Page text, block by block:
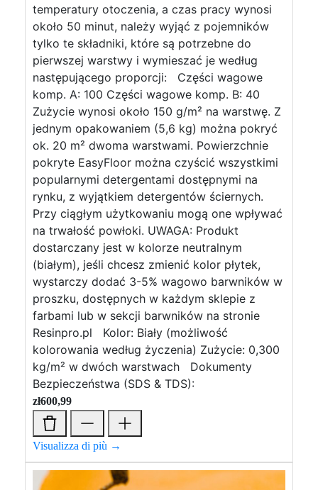
temperatury otoczenia, a czas pracy wynosi
około 50 minut, należy wyjąć z pojemników
tylko te składniki, które są potrzebne do
pierwszej warstwy i wymieszać je według
następującego proporcji: Części wagowe
komp. A: 100 Części wagowe komp. B: 40
Zużycie wynosi około 150 g/m² na warstwę. Z
jednym opakowaniem (5,6 kg) można pokryć
ok. 20 m² dwoma warstwami. Powierzchnie
pokryte EasyFloor można czyścić wszystkimi
popularnymi detergentami dostępnymi na
rynku, z wyjątkiem detergentów ściernych.
Przy ciągłym użytkowaniu mogą one wpływać
na trwałość powłoki. UWAGA: Produkt
dostarczany jest w kolorze neutralnym
(białym), jeśli chcesz zmienić kolor płytek,
wystarczy dodać 3-5% wagowo barwników w
proszku, dostępnych w każdym sklepie z
farbami lub w sekcji barwników na stronie
Resinpro.pl Kolor: Biały (możliwość
kolorowania według życzenia) Zużycie: 0,300
kg/m² w dwóch warstwach Dokumenty
Bezpieczeństwa (SDS & TDS):
zł600,99
Visualizza di più →